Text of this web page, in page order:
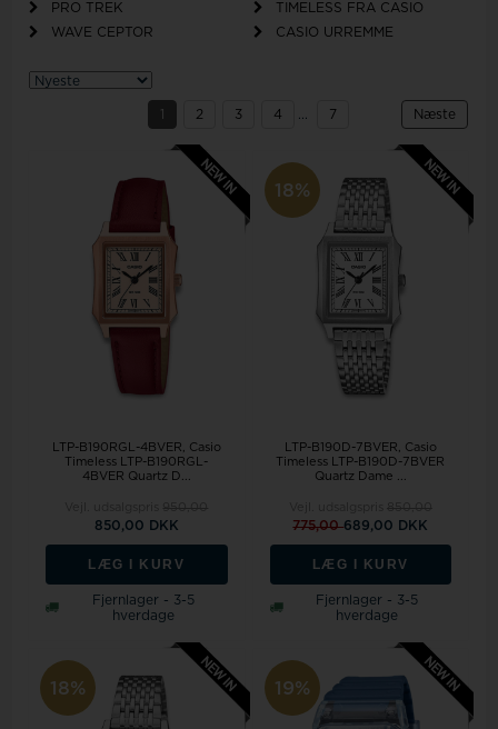
PRO TREK
TIMELESS FRA CASIO
WAVE CEPTOR
CASIO URREMME
2 3 4 7 Næste
LTP-B190RGL-4BVER, Casio
Timeless LTP-B190RGL-
4BVER Quartz D...
850,00 DKK
LÆG I KURV
Fjernlager - 3-5
hverdage
18%
LTP-B190D-7BVER, Casio
Timeless LTP-B190D-7BVER
Quartz Dame ...
775,00689,00 DKK
LÆG I KURV
Fjernlager - 3-5
hverdage
18% 19%